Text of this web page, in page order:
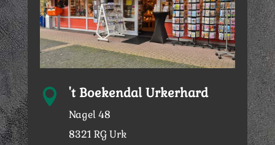
 't Boekendal Urkerhard
Nagel 48
8321 RG Urk